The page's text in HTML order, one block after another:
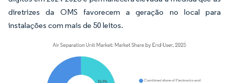
diretrizes da OMS favorecem a geração no local para
instalações com mais de 50 leitos.